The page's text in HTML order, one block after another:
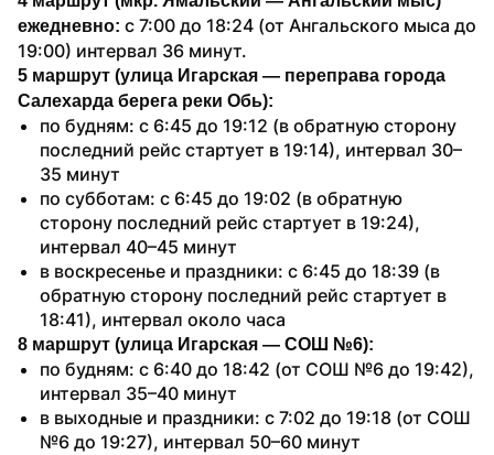
ежедневно: с 7:00 до 18:24 (от Ангальского мыса до
19:00) интервал 36 минут.
5 маршрут (улица Игарская — переправа города
Салехарда берега реки Обь):
по будням: с 6:45 до 19:12 (в обратную сторону
последний рейс стартует в 19:14), интервал 30–
35 минут
по субботам: с 6:45 до 19:02 (в обратную
сторону последний рейс стартует в 19:24),
интервал 40–45 минут
в воскресенье и праздники: с 6:45 до 18:39 (в
обратную сторону последний рейс стартует в
18:41), интервал около часа
8 маршрут (улица Игарская — СОШ №6):
по будням: с 6:40 до 18:42 (от СОШ №6 до 19:42),
интервал 35–40 минут
в выходные и праздники: с 7:02 до 19:18 (от СОШ
№6 до 19:27), интервал 50–60 минут